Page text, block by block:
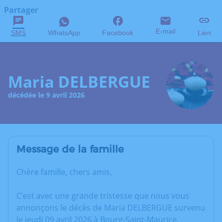
Partager
SMS WhatsApp Facebook E-mail Lien
Maria DELBERGUE
décédée le 9 avril 2026
Message de la famille
Chère famille, chers amis,
C’est avec une grande tristesse que nous vous
annonçons le décès de Maria DELBERGUE survenu
le jeudi 09 avril 2026 à Bourg-Saint-Maurice.